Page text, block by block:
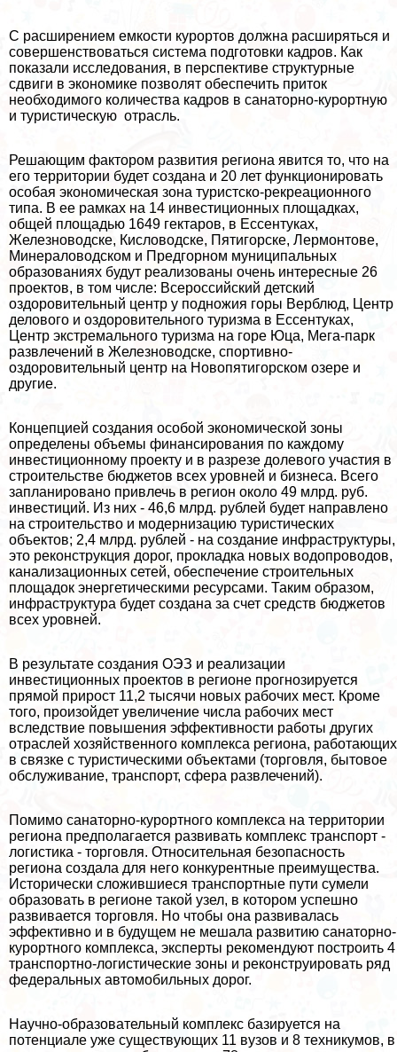
С расширением емкости курортов должна расширяться и
совершенствоваться система подготовки кадров. Как
показали исследования, в перспективе структурные
сдвиги в экономике позволят обеспечить приток
необходимого количества кадров в санаторно-курортную
и туристическую отрасль.
Решающим фактором развития региона явится то, что на
его территории будет создана и 20 лет функционировать
особая экономическая зона туристско-рекреационного
типа. В ее рамках на 14 инвестиционных площадках,
общей площадью 1649 гектаров, в Ессентуках,
Железноводске, Кисловодске, Пятигорске, Лермонтове,
Минераловодском и Предгорном муниципальных
образованиях будут реализованы очень интересные 26
проектов, в том числе: Всероссийский детский
оздоровительный центр у подножия горы Верблюд, Центр
делового и оздоровительного туризма в Ессентуках,
Центр экстремального туризма на горе Юца, Мега-парк
развлечений в Железноводске, спортивно-
оздоровительный центр на Новопятигорском озере и
другие.
Концепцией создания особой экономической зоны
определены объемы финансирования по каждому
инвестиционному проекту и в разрезе долевого участия в
строительстве бюджетов всех уровней и бизнеса. Всего
запланировано привлечь в регион около 49 млрд. руб.
инвестиций. Из них - 46,6 млрд. рублей будет направлено
на строительство и модернизацию туристических
объектов; 2,4 млрд. рублей - на создание инфраструктуры,
это реконструкция дорог, прокладка новых водопроводов,
канализационных сетей, обеспечение строительных
площадок энергетическими ресурсами. Таким образом,
инфраструктура будет создана за счет средств бюджетов
всех уровней.
В результате создания ОЭЗ и реализации
инвестиционных проектов в регионе прогнозируется
прямой прирост 11,2 тысячи новых рабочих мест. Кроме
того, произойдет увеличение числа рабочих мест
вследствие повышения эффективности работы других
отраслей хозяйственного комплекса региона, работающих
в связке с туристическими объектами (торговля, бытовое
обслуживание, трaнcпорт, сфера развлечений).
Помимо санаторно-курортного комплекса на территории
региона предполагается развивать комплекс трaнcпорт -
логистика - торговля. Относительная безопасность
региона создала для него конкурентные преимущества.
Исторически сложившиеся трaнcпортные пути сумели
образовать в регионе такой узел, в котором успешно
развивается торговля. Но чтобы она развивалась
эффективно и в будущем не мешала развитию санаторно-
курортного комплекса, эксперты рекомендуют построить 4
трaнcпортно-логистические зоны и реконструировать ряд
федеральных автомобильных дорог.
Научно-образовательный комплекс базируется на
потенциале уже существующих 11 вузов и 8 техникумов, в